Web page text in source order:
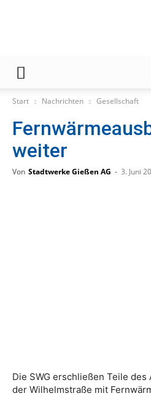
Start Nachrichten Gesellschaft
weiter
Von Stadtwerke Gießen AG - 3. Juni
Die SWG erschließen Teile
der Wilhelmstraße mit